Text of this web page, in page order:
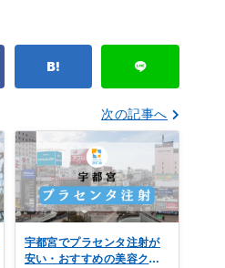
次の記事へ
宇都宮でプラセンタ注射が
安い・おすすめの美容クリ